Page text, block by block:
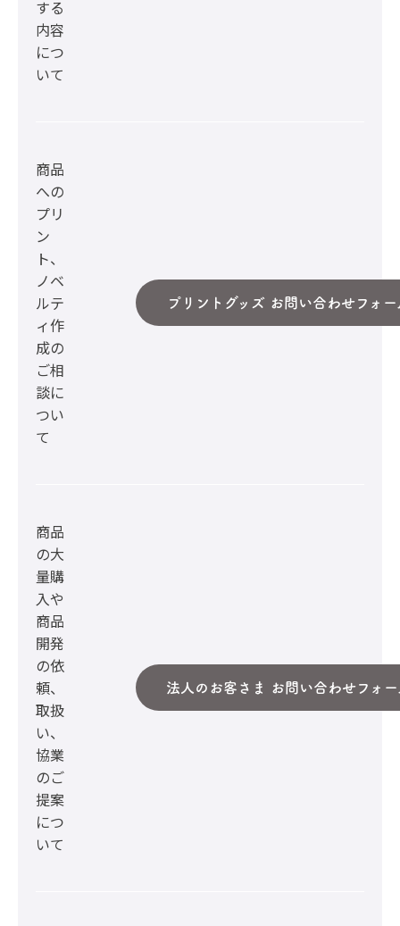
する
内容
につ
いて
商品
への
プリ
ン
ト、
ノベ
ルテ
ィ作
成の
ご相
談に
つい
て
プリントグッズ お問い合わせフォー
商品
の大
量購
入や
商品
開発
の依
頼、
取扱
い、
協業
のご
提案
につ
いて
法人のお客さま お問い合わせフォー